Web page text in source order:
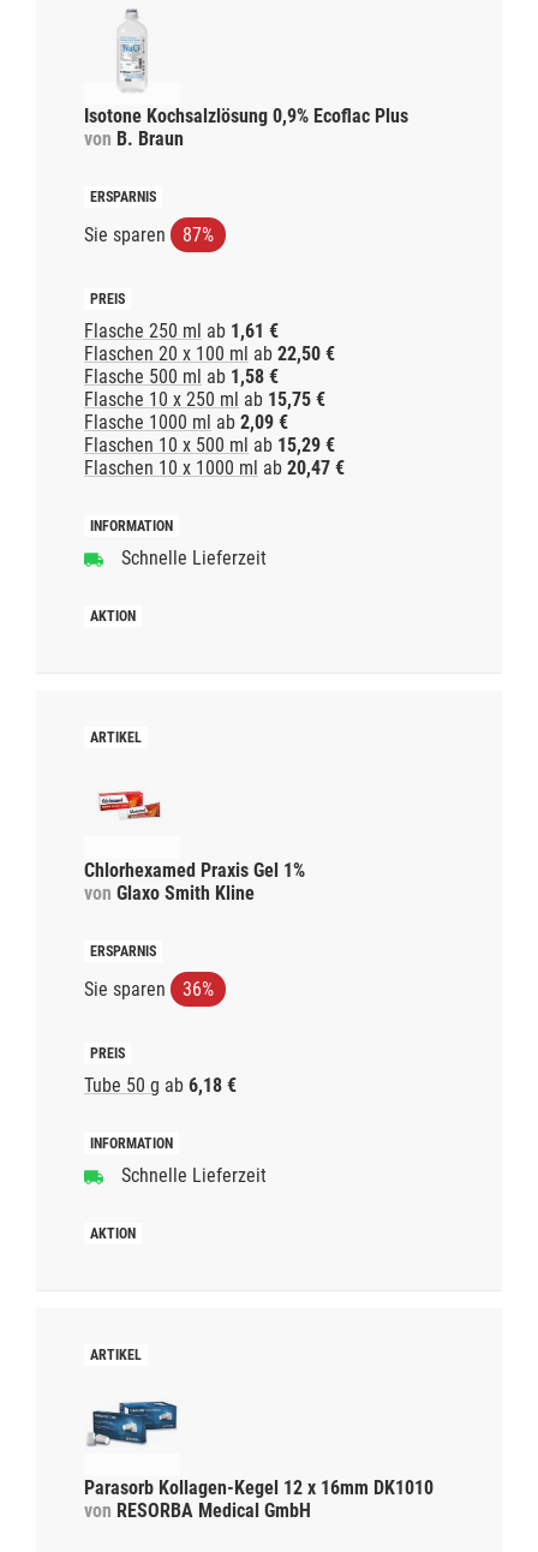
Isotone Kochsalzlösung 0,9% Ecoflac Plus
von B. Braun
Sie sparen 87%
Flasche 250 ml ab 1,61 €
Flaschen 20 x 100 ml ab 22,50 €
Flasche 500 ml ab 1,58 €
Flasche 10 x 250 ml ab 15,75 €
Flasche 1000 ml ab 2,09 €
Flaschen 10 x 500 ml ab 15,29 €
Flaschen 10 x 1000 ml ab 20,47 €
Schnelle Lieferzeit
Chlorhexamed Praxis Gel 1%
von Glaxo Smith Kline
Sie sparen 36%
Tube 50 g ab 6,18 €
Schnelle Lieferzeit
Parasorb Kollagen-Kegel 12 x 16mm DK1010
von RESORBA Medical GmbH